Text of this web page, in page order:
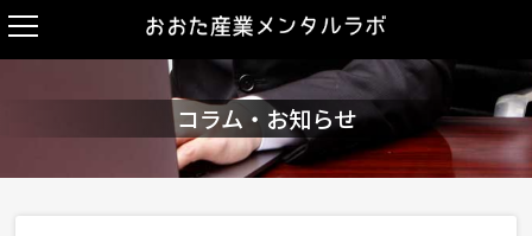
コラム・お知らせ